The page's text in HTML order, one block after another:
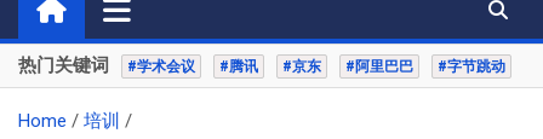
热门关键词 #学术会议 #腾讯 #京东 #阿里巴巴 #字节跳动
Home
培训